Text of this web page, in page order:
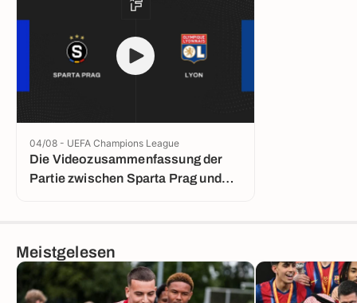
Die Videozusammenfassung der
Partie zwischen Sparta Prag und
04/08 - UEFA Champions League
Meistgelesen